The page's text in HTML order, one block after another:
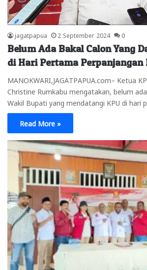
jagatpapua 2 September 2024 0
Belum Ada Bakal Calon Yang
di Hari Pertama
MANOKWARI,JAGATPAPUA.com– Ketua
Christine Rumkabu mengatakan, belum
Wakil Bupati yang mendatangi KPU di hari
Read More »